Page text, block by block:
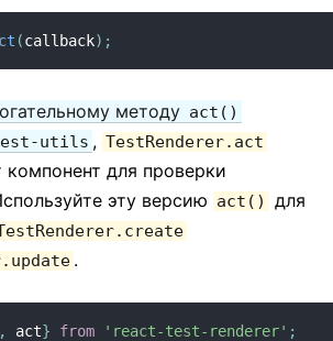
(callback) ;
методу act()
utils , TestRenderer.act
компонент для проверки
эту версию act()
для
.
, act} from 'react-test-renderer' ;